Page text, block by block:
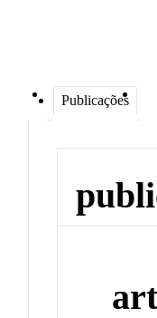
Publicações